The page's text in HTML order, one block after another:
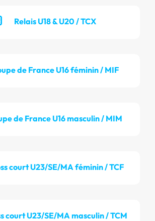
Relais U18 & U20 / TCX
de France U16 féminin / MIF
de France U16 masculin / MIM
court U23/SE/MA féminin / TCF
court U23/SE/MA masculin / TCM